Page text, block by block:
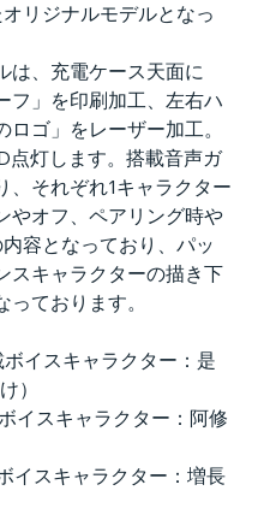
リジナルモデルとなっ
は、充電ケース天面に
フ」を印刷加工、左右ハ
ゴ」をレーザー加工。
点灯します。搭載音声ガ
、それぞれ1キャラクター
やオフ、ペアリング時や
容となっており、パッ
スキャラクターの描き下
ております。
イスキャラクター：是
）
イスキャラクター：阿修
イスキャラクター：増長